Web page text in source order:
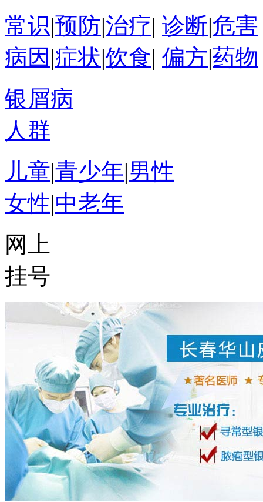
常识|预防|治疗| 诊断|危害
病因 |症状|饮食| 偏方|药物
银屑病
人群
儿童|青少年|男性
女性|中老年
网上
挂号